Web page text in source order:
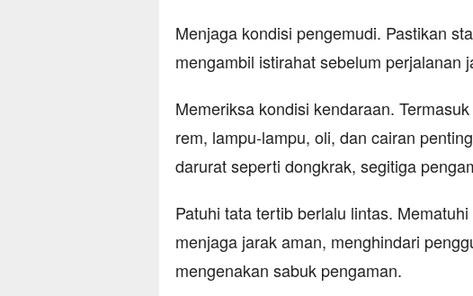
Menjaga kondisi pengemudi. Pastikan
mengambil istirahat sebelum perjalanan
Memeriksa kondisi kendaraan.
rem, lampu-lampu, oli, dan cairan
darurat seperti dongkrak, segitiga
Patuhi tata tertib berlalu lintas.
menjaga jarak aman, menghindari
mengenakan sabuk pengaman.